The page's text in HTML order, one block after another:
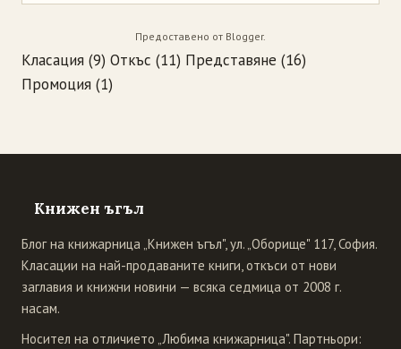
Предоставено от Blogger.
Класация (9) Откъс (11) Представяне (16)
Промоция (1)
Книжен ъгъл
Блог на книжарница „Книжен ъгъл", ул. „Оборище" 117, София.
Класации на най-продаваните книги, откъси от нови
заглавия и книжни новини — всяка седмица от 2008 г.
насам.
Носител на отличието „Любима книжарница". Партньори: